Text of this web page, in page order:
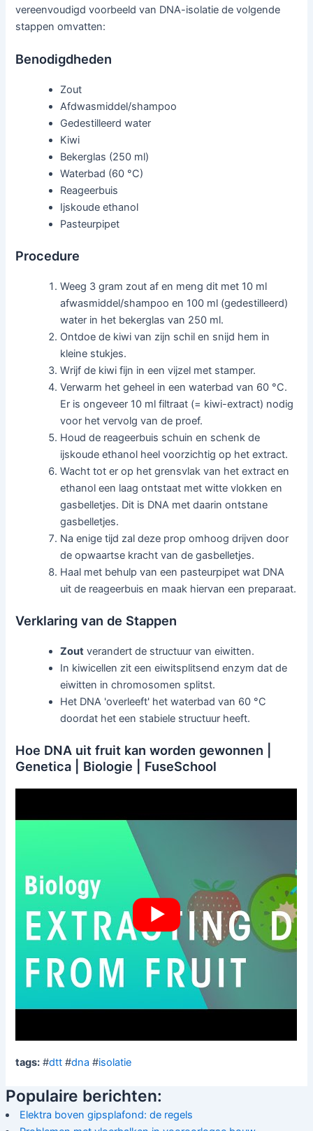
vereenvoudigd voorbeeld van DNA-isolatie de volgende
stappen omvatten:
Benodigdheden
Zout
Afdwasmiddel/shampoo
Gedestilleerd water
Kiwi
Bekerglas (250 ml)
Waterbad (60 °C)
Reageerbuis
Ijskoude ethanol
Pasteurpipet
Procedure
Weeg 3 gram zout af en meng dit met 10 ml
afwasmiddel/shampoo en 100 ml (gedestilleerd)
water in het bekerglas van 250 ml.
Ontdoe de kiwi van zijn schil en snijd hem in
kleine stukjes.
Wrijf de kiwi fijn in een vijzel met stamper.
Verwarm het geheel in een waterbad van 60 °C.
Er is ongeveer 10 ml filtraat (= kiwi-extract) nodig
voor het vervolg van de proef.
Houd de reageerbuis schuin en schenk de
ijskoude ethanol heel voorzichtig op het extract.
Wacht tot er op het grensvlak van het extract en
ethanol een laag ontstaat met witte vlokken en
gasbelletjes. Dit is DNA met daarin ontstane
gasbelletjes.
Na enige tijd zal deze prop omhoog drijven door
de opwaartse kracht van de gasbelletjes.
Haal met behulp van een pasteurpipet wat DNA
uit de reageerbuis en maak hiervan een preparaat.
Verklaring van de Stappen
Zout verandert de structuur van eiwitten.
In kiwicellen zit een eiwitsplitsend enzym dat de
eiwitten in chromosomen splitst.
Het DNA 'overleeft' het waterbad van 60 °C
doordat het een stabiele structuur heeft.
Hoe DNA uit fruit kan worden gewonnen |
Genetica | Biologie | FuseSchool
tags: #dtt #dna #isolatie
Populaire berichten:
Elektra boven gipsplafond: de regels